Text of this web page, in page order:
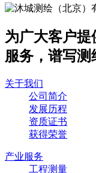
为广大客户
服务，谱写测
关于我们
公司简介
发展历程
资质证书
获得荣誉
产业服务
工程测量